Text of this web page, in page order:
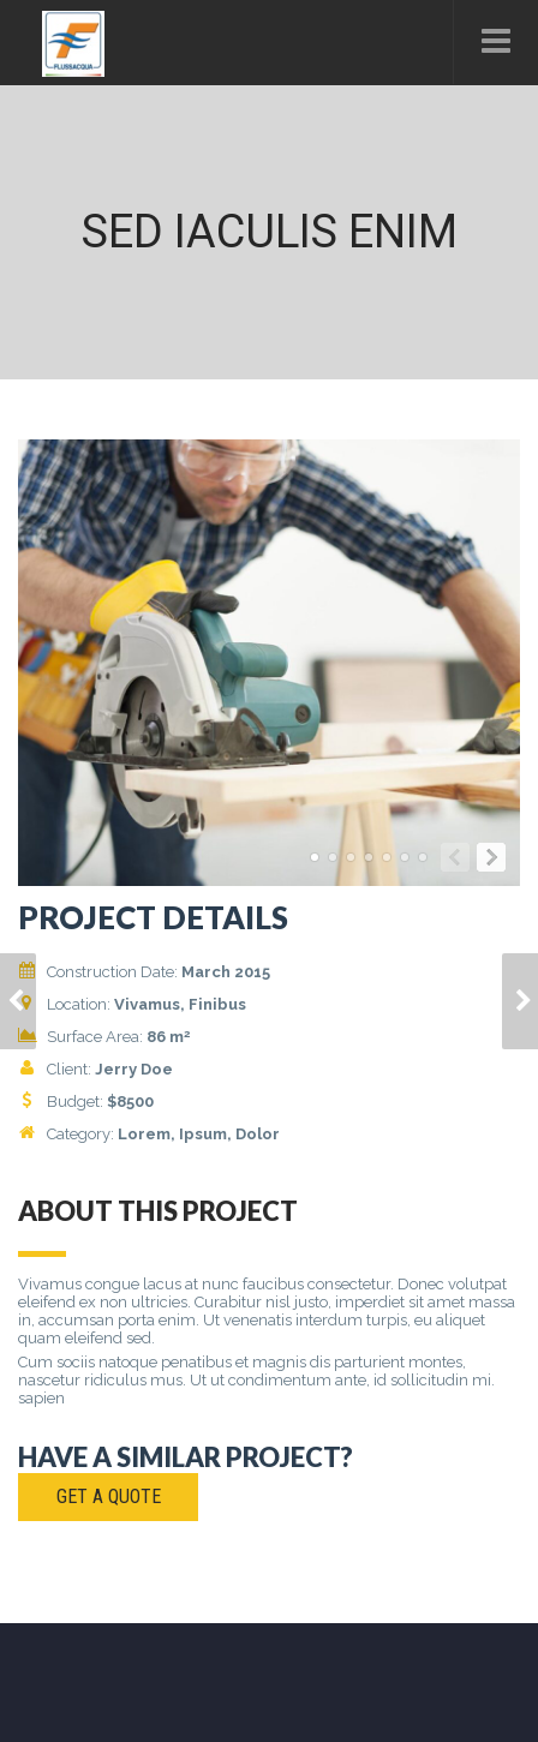
SED IACULIS ENIM
PROJECT DETAILS
Construction Date: March 2015
Location: Vivamus, Finibus
Surface Area: 86 m2
Client: Jerry Doe
Budget: $8500
Category: Lorem, Ipsum, Dolor
ABOUT THIS PROJECT
Vivamus congue lacus at nunc faucibus consectetur. Donec volutpat
eleifend ex non ultricies. Curabitur nisl justo, imperdiet sit amet massa
in, accumsan porta enim. Ut venenatis interdum turpis, eu aliquet
quam eleifend sed.
Cum sociis natoque penatibus et magnis dis parturient montes,
nascetur ridiculus mus. Ut ut condimentum ante, id sollicitudin mi.
sapien
HAVE A SIMILAR PROJECT?
GET A QUOTE
DOLOR SED